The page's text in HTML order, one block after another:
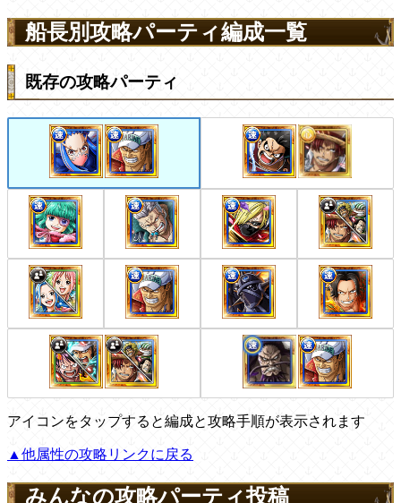
船長別攻略パーティ編成一覧
既存の攻略パーティ
アイコンをタップすると編成と攻略手順が表示されます
▲他属性の攻略リンクに戻る
みんなの攻略パーティ投稿